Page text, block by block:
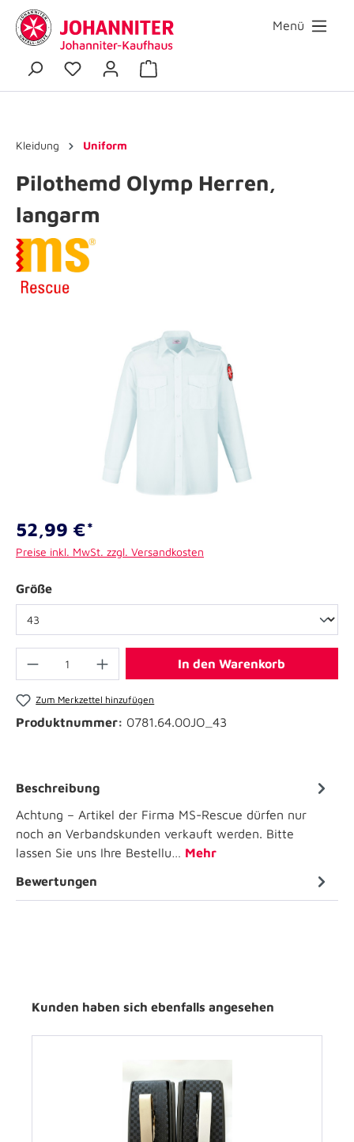
Menü
Kleidung Uniform
Pilothemd Olymp Herren,
langarm
52,99 €*
Preise inkl. MwSt. zzgl. Versandkosten
Größe
In den Warenkorb
Zum Merkzettel hinzufügen
Produktnummer: 0781.64.00JO_43
Beschreibung
Achtung – Artikel der Firma MS-Rescue dürfen nur
noch an Verbandskunden verkauft werden. Bitte
lassen Sie uns Ihre Bestellu… Mehr
Bewertungen
Kunden haben sich ebenfalls angesehen